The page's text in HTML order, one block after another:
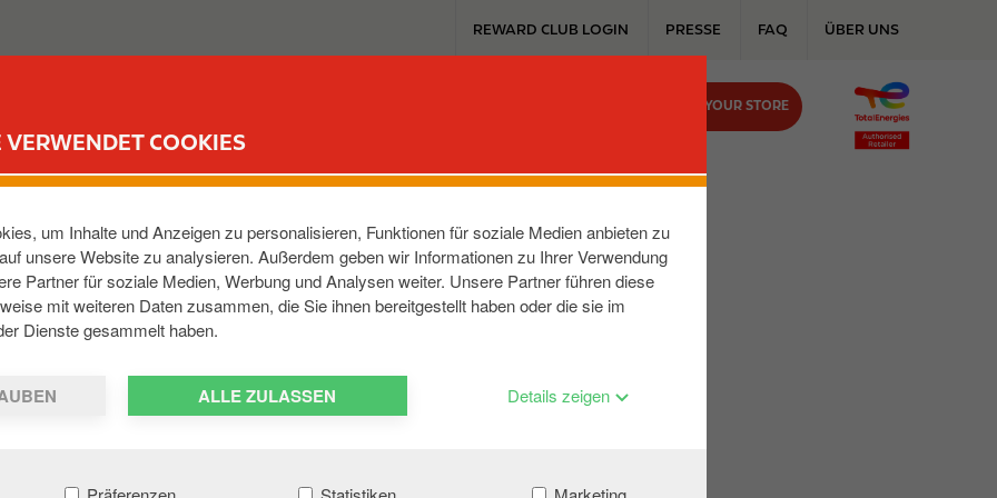
VERWENDET COOKIES
um Inhalte und Anzeigen zu personalisieren, Funktionen für soziale Medien anbieten zu
unsere Website zu analysieren. Außerdem geben wir Informationen zu Ihrer Verwendung
Partner für soziale Medien, Werbung und Analysen weiter. Unsere Partner führen diese
mit weiteren Daten zusammen, die Sie ihnen bereitgestellt haben oder die sie im
Dienste gesammelt haben.
ALLE ZULASSEN Details zeigen
u
REWARD CLUB LOGIN PRESSE FAQ ÜBER UNS
FIND YOUR STORE
STR
,DE